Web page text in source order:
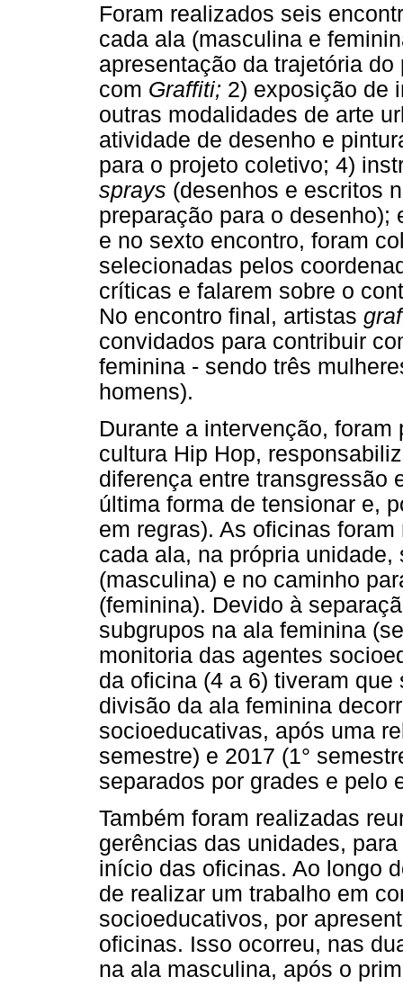
Foram realizados seis
cada ala (masculina e
apresentação da trajetória
com Graffiti; 2) exposição de
outras modalidades de arte
atividade de desenho e
para o projeto coletivo; 4)
sprays (desenhos e escritos
preparação para o
e no sexto encontro, foram
selecionadas pelos
críticas e falarem sobre o
No encontro final, artistas
convidados para contribuir
feminina - sendo três
homens).
Durante a intervenção,
cultura Hip Hop,
diferença entre transgressão
última forma de tensionar e,
em regras). As oficinas
cada ala, na própria
(masculina) e no caminho
(feminina). Devido à
subgrupos na ala feminina
monitoria das agentes
da oficina (4 a 6) tiveram
divisão da ala feminina
socioeducativas, após uma
semestre) e 2017 (1°
separados por grades e pelo
Também foram realizadas
gerências das unidades,
início das oficinas. Ao longo
de realizar um trabalho em
socioeducativos, por
oficinas. Isso ocorreu, nas
na ala masculina, após o